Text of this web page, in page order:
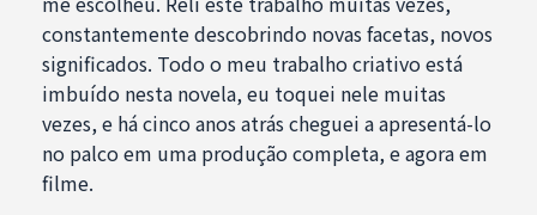
constantemente descobrindo novas facetas, novos
significados. Todo o meu trabalho criativo está
imbuído nesta novela, eu toquei nele muitas
vezes, e há cinco anos atrás cheguei a apresentá-lo
no palco em uma produção completa, e agora em
filme.